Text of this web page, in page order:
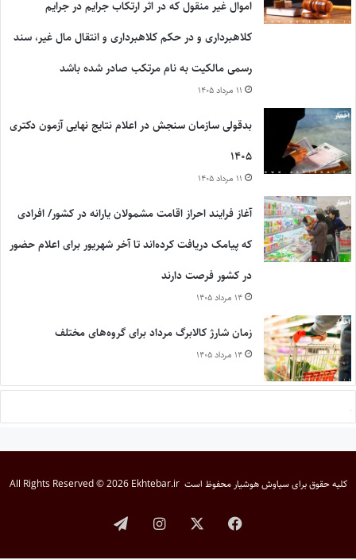
اموال غیر منقول که در اثر ارتکاب جرایم در جرایم
کلاهبرداری و در حکم کلاهبرداری و انتقال مال غیر، سند
رسمی مالکیت به نام مرتکب صادر شده باشد
۱۱ مرداد ۱۴۰۵
بدقولی سازمان سنجش در اعلام نتایج نهایی آزمون دکتری
۱۴۰۵
۱۱ مرداد ۱۴۰۵
آغاز فرایند احراز اقامت مشمولان یارانه در کشور/ افرادی
که پیامک دریافت کرده‌اند تا آخر شهریور برای اعلام حضور
در کشور فرصت دارند
۱۴ مرداد ۱۴۰۵
زمان شارژ کالابرگ مرداد برای گروه‌های مختلف
۱۴ مرداد ۱۴۰۵
کلیه حقوق برایسیاوش هوشیار محفوظ است All Rights Reserved © 2026 Ekhtebar.ir